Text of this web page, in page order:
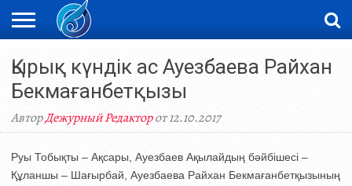
НОВОСТИ
ВИДЕО
ФОТОРЕПОРТАЖИ
ОРКЕН
LIVETV
Қырық күндік ас Ауезбаева Райхан
Бекмағанбетқызы
АвторДежурный Редакторот 12.10.2017
Руы Тобықты – Ақсары, Ауезбаев Ақылайдың бәйбішесі –
Құланшы – Шағырбай, Ауезбаева Райхан Бекмағанбетқызының